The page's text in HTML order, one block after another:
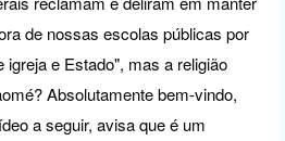
de nossas escolas públicas por
e Estado", mas a religião
Absolutamente bem-vindo,
a seguir, avisa que é um